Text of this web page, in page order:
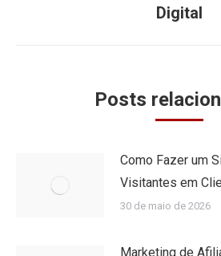
post:
Digital
Posts
Como Fazer um
Visitantes em
30 de maio de 2026
Marketing de